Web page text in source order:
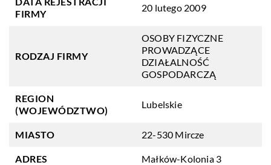
FIRMY
20 lutego 2009
RODZAJ FIRMY
OSOBY FIZYCZNE
PROWADZĄCE
DZIAŁALNOŚĆ
GOSPODARCZĄ
REGION
(WOJEWÓDZTWO)
Lubelskie
MIASTO 22-530 Mircze
ADRES Małków-Kolonia 3